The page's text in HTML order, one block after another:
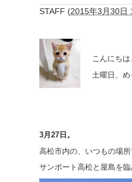
STAFF (2015年3月30日
こんにちは
土曜日、
3月27日。
高松市内の、いつもの場所
サンポート高松と屋島を